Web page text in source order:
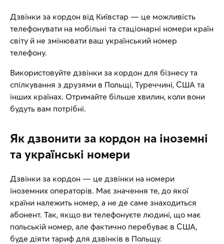
Дзвінки за кордон від Київстар — це можливість
телефонувати на мобільні та стаціонарні номери країн
світу й не змінювати ваш український номер
телефону.
Використовуйте дзвінки за кордон для бізнесу та
спілкування з друзями в Польщі, Туреччині, США та
інших країнах. Отримайте більше хвилин, коли вони
будуть вам потрібні.
Як дзвонити за кордон на іноземні
та українські номери
Дзвінки за кордон — це дзвінки на номери
іноземних операторів. Має значення те, до якої
країни належить номер, а не де саме знаходиться
абонент. Так, якщо ви телефонуєте людині, що має
польській номер, але фактично перебуває в США,
буде діяти тариф для дзвінків в Польщу.